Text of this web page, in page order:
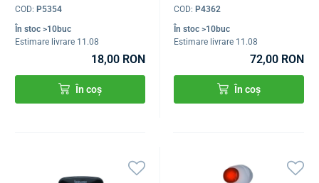
COD: P5354
În stoc >10buc
Estimare livrare 11.08
18,00 RON
În coș
COD: P4362
În stoc >10buc
Estimare livrare 11.08
72,00 RON
În coș